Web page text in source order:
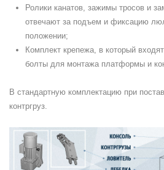
Ролики канатов, зажимы тросов и
отвечают за подъем и фиксацию
положении;
Комплект крепежа, в который
болты для монтажа платформы и
В стандартную комплектацию при
контргруз.